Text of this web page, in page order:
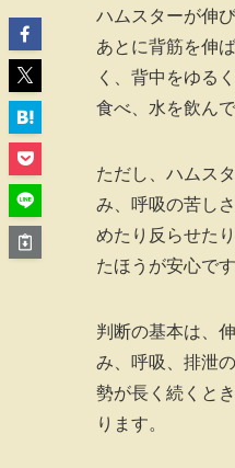
ハムスターが伸
あとに背筋を伸
く、背中をゆる
食べ、水を飲ん
ただし、ハムス
み、呼吸の苦し
めたり反らせた
たほうが安心です
判断の基本は、
み、呼吸、排泄
勢が長く続くと
ります。